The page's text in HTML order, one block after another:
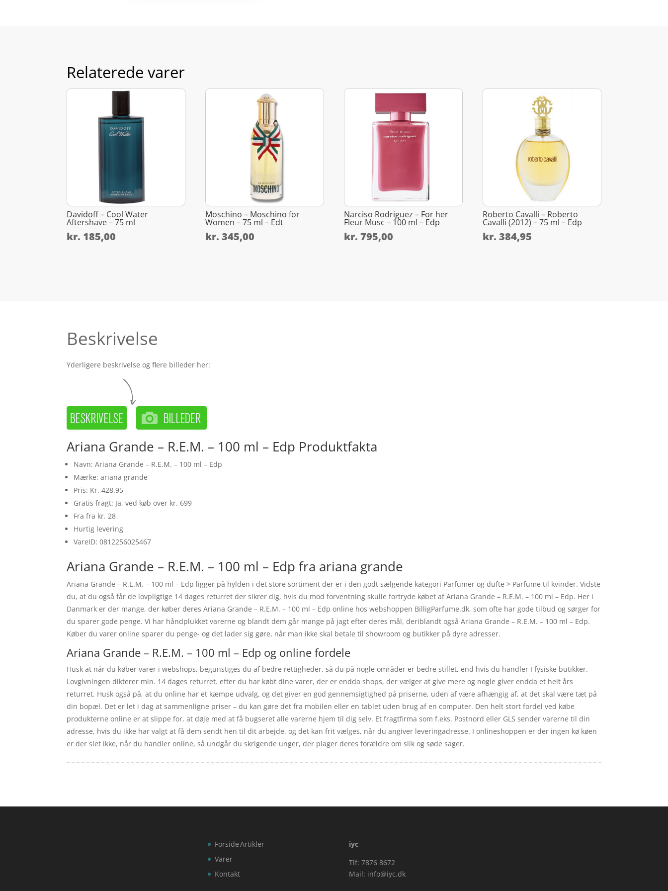
Relaterede varer
Davidoff – Cool Water
Aftershave – 75 ml
kr. 185,00
Moschino – Moschino for
Women – 75 ml – Edt
kr. 345,00
Narciso Rodriguez – For her
Fleur Musc – 100 ml – Edp
kr. 795,00
Roberto Cavalli – Roberto
Cavalli (2012) – 75 ml – Edp
kr. 384,95
Beskrivelse
Yderligere beskrivelse og flere billeder her:
Ariana Grande – R.E.M. – 100 ml – Edp Produktfakta
Navn: Ariana Grande – R.E.M. – 100 ml – Edp
Mærke: ariana grande
Pris: Kr. 428.95
Gratis fragt: Ja, ved køb over kr. 699
Fra fra kr. 28
Hurtig levering
VareID: 0812256025467
Ariana Grande – R.E.M. – 100 ml – Edp fra ariana grande
Ariana Grande – R.E.M. – 100 ml – Edp ligger på hylden i det store sortiment der er i den godt sælgende kategori Parfumer og dufte > Parfume til kvinder. Vidste
du, at du også får de lovpligtige 14 dages returret der sikrer dig, hvis du mod forventning skulle fortryde købet af Ariana Grande – R.E.M. – 100 ml – Edp. Her i
Danmark er der mange, der køber deres Ariana Grande – R.E.M. – 100 ml – Edp online hos webshoppen BilligParfume.dk, som ofte har gode tilbud og sørger for
du sparer gode penge. Vi har håndplukket varerne og blandt dem går mange på jagt efter deres mål, deriblandt også Ariana Grande – R.E.M. – 100 ml – Edp.
Køber du varer online sparer du penge- og det lader sig gøre, når man ikke skal betale til showroom og butikker på dyre adresser.
Ariana Grande – R.E.M. – 100 ml – Edp og online fordele
Husk at når du køber varer i webshops, begunstiges du af bedre rettigheder, så du på nogle områder er bedre stillet, end hvis du handler I fysiske butikker.
Lovgivningen dikterer min. 14 dages returret. efter du har købt dine varer, der er endda shops, der vælger at give mere og nogle giver endda et helt års
returret. Husk også på, at du online har et kæmpe udvalg, og det giver en god gennemsigtighed på priserne, uden af være afhængig af, at det skal være tæt på
din bopæl. Det er let i dag at sammenligne priser – du kan gøre det fra mobilen eller en tablet uden brug af en computer. Den helt stort fordel ved købe
produkterne online er at slippe for, at døje med at få bugseret alle varerne hjem til dig selv. Et fragtfirma som f.eks. Postnord eller GLS sender varerne til din
adresse, hvis du ikke har valgt at få dem sendt hen til dit arbejde, og det kan frit vælges, når du angiver leveringadresse. I onlineshoppen er der ingen kø køen
er der slet ikke, når du handler online, så undgår du skrigende unger, der plager deres forældre om slik og søde sager.
Forside
Varer
Kontakt
Artikler
iyc
Tlf: 7876 8672
Mail: info@iyc.dk